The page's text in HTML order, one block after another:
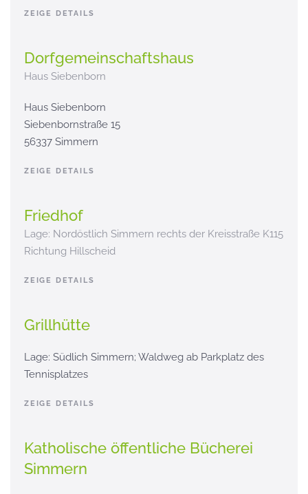
ZEIGE DETAILS
Dorfgemeinschaftshaus
Haus Siebenborn
Haus Siebenborn
Siebenbornstraße 15
56337 Simmern
ZEIGE DETAILS
Friedhof
Lage: Nordöstlich Simmern rechts der Kreisstraße K115
Richtung Hillscheid
ZEIGE DETAILS
Grillhütte
Lage: Südlich Simmern; Waldweg ab Parkplatz des
Tennisplatzes
ZEIGE DETAILS
Katholische öffentliche Bücherei
Simmern